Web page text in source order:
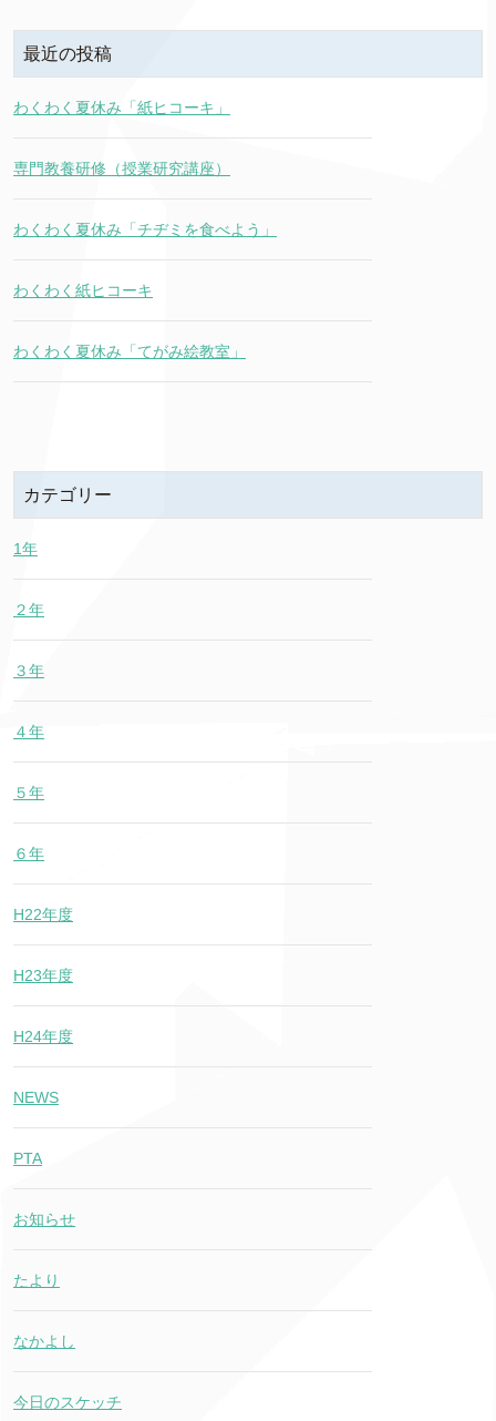
最近の投稿
わくわく夏休み「紙ヒコーキ」
専門教養研修（授業研究講座）
わくわく夏休み「チヂミを食べよう」
わくわく紙ヒコーキ
わくわく夏休み「てがみ絵教室」
カテゴリー
1年
２年
３年
４年
５年
６年
H22年度
H23年度
H24年度
NEWS
PTA
お知らせ
たより
なかよし
今日のスケッチ